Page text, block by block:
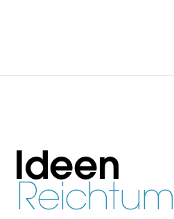
Ideen
Reichtum